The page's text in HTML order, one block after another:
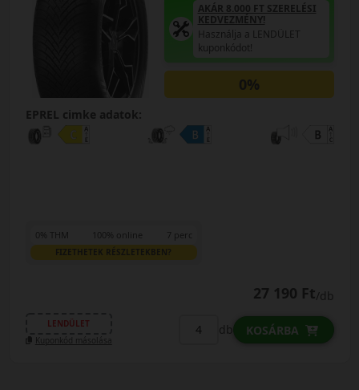
AKÁR 8.000 FT SZERELÉSI
KEDVEZMÉNY!
Használja a LENDÜLET
kuponkódot!
0%
EPREL cimke adatok:
0% THM 100% online 7 perc
FIZETHETEK RÉSZLETEKBEN?
27 190 Ft/db
LENDÜLET
Kuponkód másolása
db KOSÁRBA